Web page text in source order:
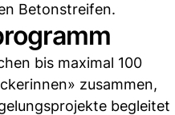
Betonstreifen.
bis maximal 100
zusammen,
begleitet